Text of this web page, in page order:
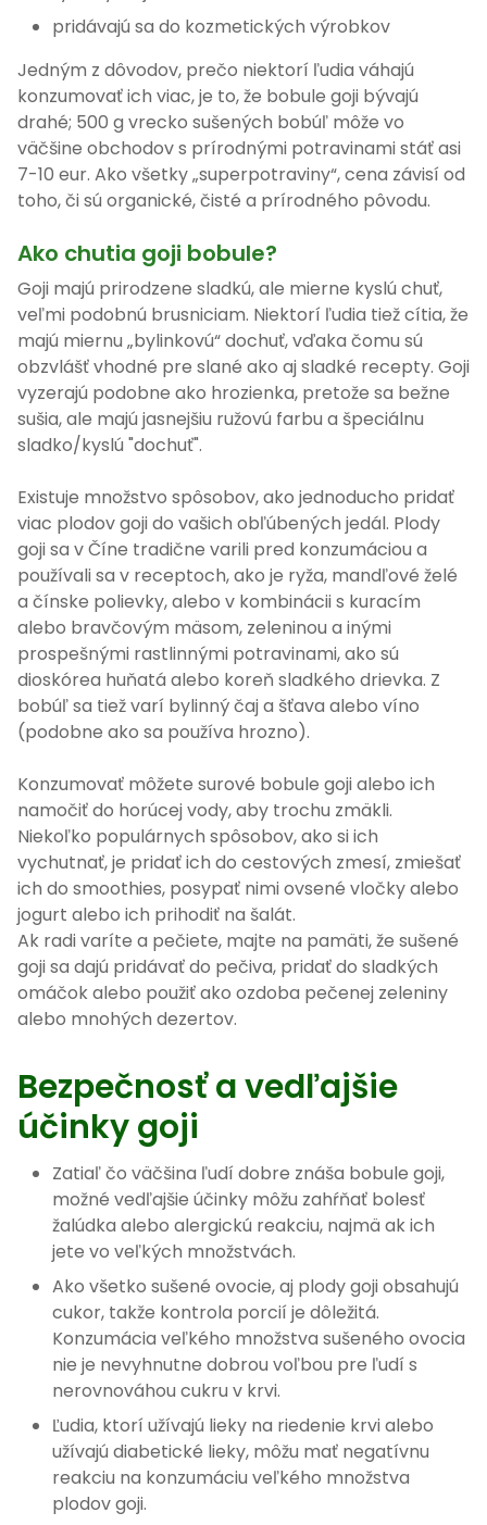
pridávajú sa do kozmetických výrobkov
Jedným z dôvodov, prečo niektorí ľudia váhajú
konzumovať ich viac, je to, že bobule goji bývajú
drahé; 500 g vrecko sušených bobúľ môže vo
väčšine obchodov s prírodnými potravinami stáť asi
7-10 eur. Ako všetky „superpotraviny“, cena závisí od
toho, či sú organické, čisté a prírodného pôvodu.
Ako chutia goji bobule?
Goji majú prirodzene sladkú, ale mierne kyslú chuť,
veľmi podobnú brusniciam. Niektorí ľudia tiež cítia, že
majú miernu „bylinkovú“ dochuť, vďaka čomu sú
obzvlášť vhodné pre slané ako aj sladké recepty. Goji
vyzerajú podobne ako hrozienka, pretože sa bežne
sušia, ale majú jasnejšiu ružovú farbu a špeciálnu
sladko/kyslú "dochuť".
Existuje množstvo spôsobov, ako jednoducho pridať
viac plodov goji do vašich obľúbených jedál. Plody
goji sa v Číne tradične varili pred konzumáciou a
používali sa v receptoch, ako je ryža, mandľové želé
a čínske polievky, alebo v kombinácii s kuracím
alebo bravčovým mäsom, zeleninou a inými
prospešnými rastlinnými potravinami, ako sú
dioskórea huňatá alebo koreň sladkého drievka. Z
bobúľ sa tiež varí bylinný čaj a šťava alebo víno
(podobne ako sa používa hrozno).
Konzumovať môžete surové bobule goji alebo ich
namočiť do horúcej vody, aby trochu zmäkli.
Niekoľko populárnych spôsobov, ako si ich
vychutnať, je pridať ich do cestových zmesí, zmiešať
ich do smoothies, posypať nimi ovsené vločky alebo
jogurt alebo ich prihodiť na šalát.
Ak radi varíte a pečiete, majte na pamäti, že sušené
goji sa dajú pridávať do pečiva, pridať do sladkých
omáčok alebo použiť ako ozdoba pečenej zeleniny
alebo mnohých dezertov.
Bezpečnosť a vedľajšie
účinky goji
Zatiaľ čo väčšina ľudí dobre znáša bobule goji,
možné vedľajšie účinky môžu zahŕňať bolesť
žalúdka alebo alergickú reakciu, najmä ak ich
jete vo veľkých množstvách.
Ako všetko sušené ovocie, aj plody goji obsahujú
cukor, takže kontrola porcií je dôležitá.
Konzumácia veľkého množstva sušeného ovocia
nie je nevyhnutne dobrou voľbou pre ľudí s
nerovnováhou cukru v krvi.
Ľudia, ktorí užívajú lieky na riedenie krvi alebo
užívajú diabetické lieky, môžu mať negatívnu
reakciu na konzumáciu veľkého množstva
plodov goji.